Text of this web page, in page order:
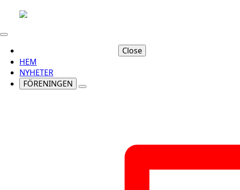
Close
HEM
NYHETER
FÖRENINGEN